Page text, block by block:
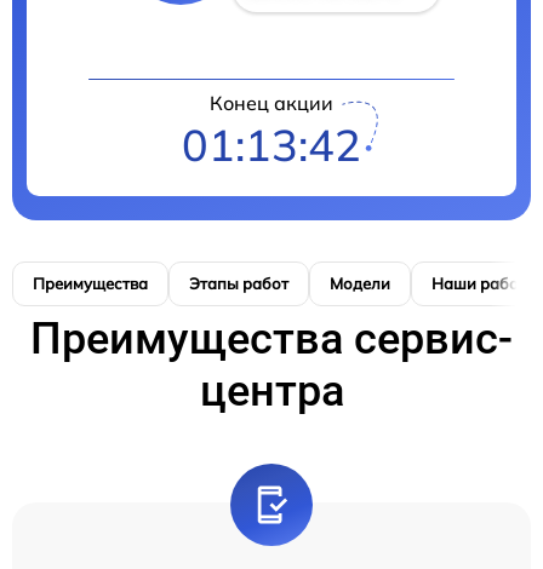
Конец акции
01:13:41
Преимущества Этапы работ Модели Наши работы
Преимущества сервис-
центра